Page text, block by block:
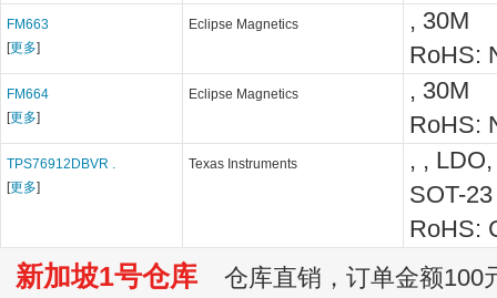
FM663
[更多]
Eclipse Magnetics
, 30M
RoHS:
FM664
[更多]
Eclipse Magnetics
, 30M
RoHS:
TPS76912DBVR .
[更多]
Texas Instruments
, ,
SOT-23
RoHS:
新加坡1号仓库 仓库直销，订单金额100